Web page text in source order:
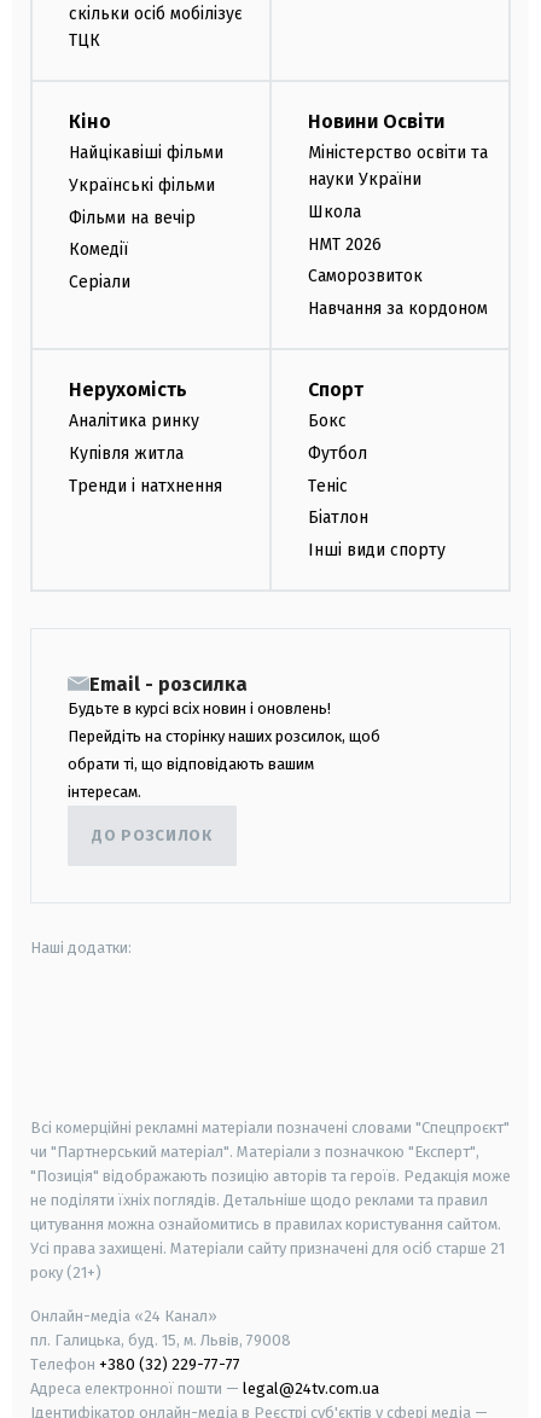
скільки осіб мобілізує
ТЦК
Кіно
Найцікавіші фільми
Українські фільми
Фільми на вечір
Комедії
Серіали
Новини Освіти
Міністерство освіти та
науки України
Школа
НМТ 2026
Саморозвиток
Навчання за кордоном
Нерухомість
Аналітика ринку
Купівля житла
Тренди і натхнення
Спорт
Бокс
Футбол
Теніс
Біатлон
Інші види спорту
Email - розсилка
Будьте в курсі всіх новин і оновлень!
Перейдіть на сторінку наших розсилок, щоб
обрати ті, що відповідають вашим
інтересам.
ДО РОЗСИЛОК
Наші додатки:
Всі комерційні рекламні матеріали позначені словами "Спецпроєкт"
чи "Партнерський матеріал". Матеріали з позначкою "Експерт",
"Позиція" відображають позицію авторів та героїв. Редакція може
не поділяти їхніх поглядів. Детальніше щодо реклами та правил
цитування можна ознайомитись в правилах користування сайтом.
Усі права захищені. Матеріали сайту призначені для осіб старше 21
року (21+)
Онлайн-медіа «24 Канал»
пл. Галицька, буд. 15, м. Львів, 79008
Телефон +380 (32) 229-77-77
Адреса електронної пошти — legal@24tv.com.ua
Ідентифікатор онлайн-медіа в Реєстрі суб'єктів у сфері медіа —